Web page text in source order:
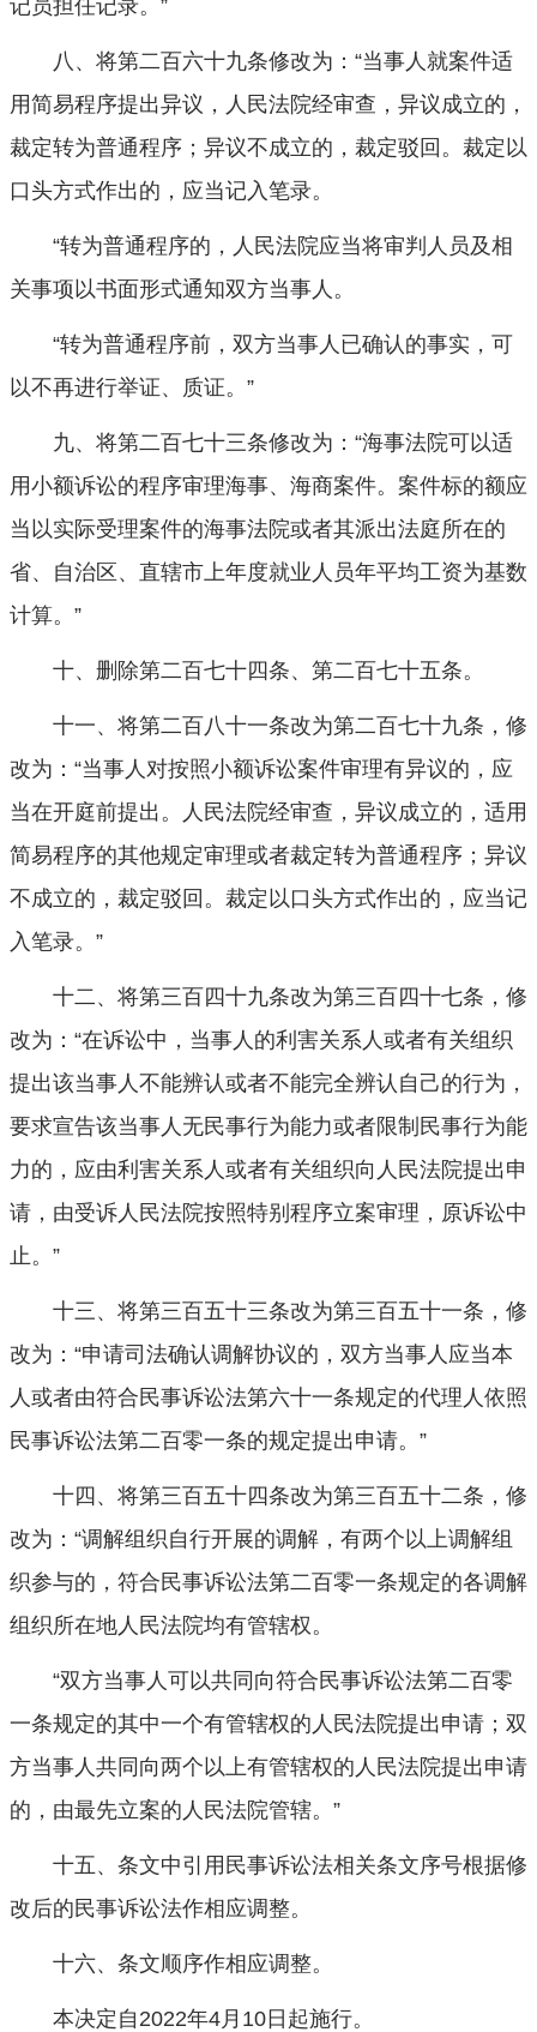
记员担任记录。”
八、将第二百六十九条修改为：“当事人就案件适
用简易程序提出异议，人民法院经审查，异议成立的，
裁定转为普通程序；异议不成立的，裁定驳回。裁定以
口头方式作出的，应当记入笔录。
“转为普通程序的，人民法院应当将审判人员及相
关事项以书面形式通知双方当事人。
“转为普通程序前，双方当事人已确认的事实，可
以不再进行举证、质证。”
九、将第二百七十三条修改为：“海事法院可以适
用小额诉讼的程序审理海事、海商案件。案件标的额应
当以实际受理案件的海事法院或者其派出法庭所在的
省、自治区、直辖市上年度就业人员年平均工资为基数
计算。”
十、删除第二百七十四条、第二百七十五条。
十一、将第二百八十一条改为第二百七十九条，修
改为：“当事人对按照小额诉讼案件审理有异议的，应
当在开庭前提出。人民法院经审查，异议成立的，适用
简易程序的其他规定审理或者裁定转为普通程序；异议
不成立的，裁定驳回。裁定以口头方式作出的，应当记
入笔录。”
十二、将第三百四十九条改为第三百四十七条，修
改为：“在诉讼中，当事人的利害关系人或者有关组织
提出该当事人不能辨认或者不能完全辨认自己的行为，
要求宣告该当事人无民事行为能力或者限制民事行为能
力的，应由利害关系人或者有关组织向人民法院提出申
请，由受诉人民法院按照特别程序立案审理，原诉讼中
止。”
十三、将第三百五十三条改为第三百五十一条，修
改为：“申请司法确认调解协议的，双方当事人应当本
人或者由符合民事诉讼法第六十一条规定的代理人依照
民事诉讼法第二百零一条的规定提出申请。”
十四、将第三百五十四条改为第三百五十二条，修
改为：“调解组织自行开展的调解，有两个以上调解组
织参与的，符合民事诉讼法第二百零一条规定的各调解
组织所在地人民法院均有管辖权。
“双方当事人可以共同向符合民事诉讼法第二百零
一条规定的其中一个有管辖权的人民法院提出申请；双
方当事人共同向两个以上有管辖权的人民法院提出申请
的，由最先立案的人民法院管辖。”
十五、条文中引用民事诉讼法相关条文序号根据修
改后的民事诉讼法作相应调整。
十六、条文顺序作相应调整。
本决定自2022年4月10日起施行。